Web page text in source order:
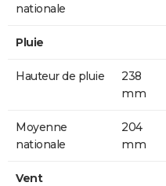
nationale
Pluie
Hauteur de pluie
238
mm
Moyenne
nationale
204
mm
Vent